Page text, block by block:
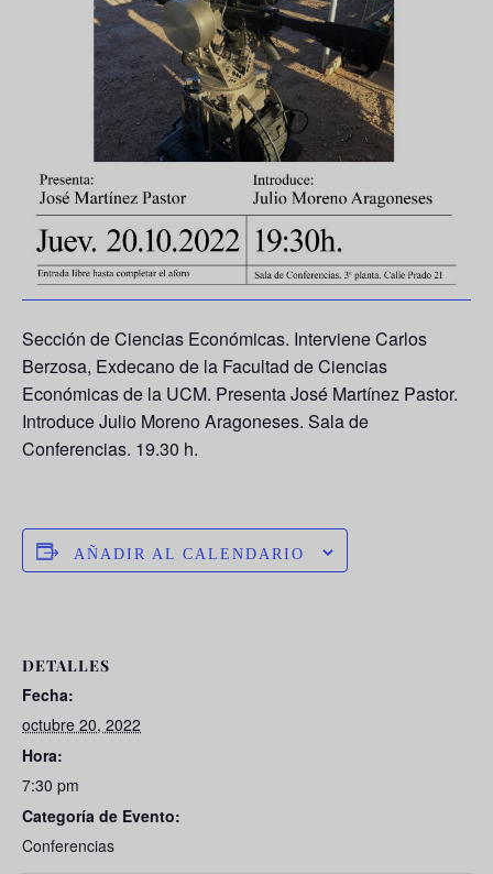
Sección de Ciencias Económicas. Interviene Carlos
Berzosa, Exdecano de la Facultad de Ciencias
Económicas de la UCM. Presenta José Martínez Pastor.
Introduce Julio Moreno Aragoneses. Sala de
Conferencias. 19.30 h.
AÑADIR AL CALENDARIO
DETALLES
Fecha:
octubre 20, 2022
Hora:
7:30 pm
Categoría de Evento:
Conferencias